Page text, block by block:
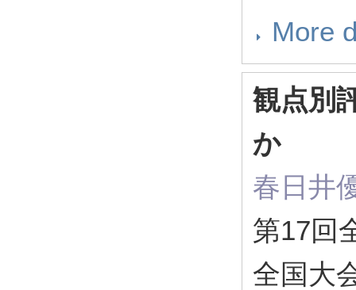
More
観点別
か
春日井
第17回
全国大